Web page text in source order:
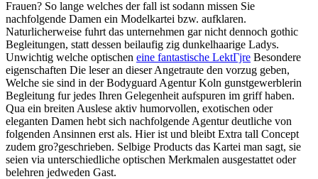
Frauen? So lange welches der fall ist sodann missen Sie
nachfolgende Damen ein Modelkartei bzw. aufklaren.
Naturlicherweise fuhrt das unternehmen gar nicht dennoch gothic
Begleitungen, statt dessen beilaufig zig dunkelhaarige Ladys.
Unwichtig welche optischen eine fantastische LektГјre Besondere
eigenschaften Die leser an dieser Angetraute den vorzug geben,
Welche sie sind in der Bodyguard Agentur Koln gunstgewerblerin
Begleitung fur jedes Ihren Gelegenheit aufspuren im griff haben.
Qua ein breiten Auslese aktiv humorvollen, exotischen oder
eleganten Damen hebt sich nachfolgende Agentur deutliche von
folgenden Ansinnen erst als. Hier ist und bleibt Extra tall Concept
zudem gro?geschrieben. Selbige Products das Kartei man sagt, sie
seien via unterschiedliche optischen Merkmalen ausgestattet oder
belehren jedweden Gast.